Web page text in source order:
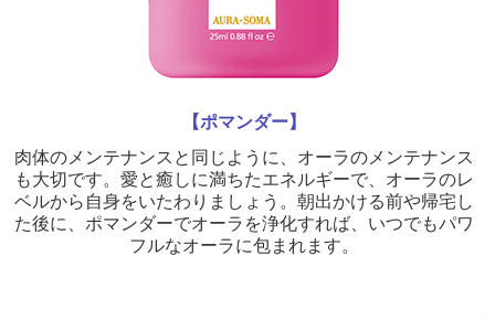
【ポマンダー】
肉体のメンテナンスと同じように、オーラのメンテナンス
も大切です。愛と癒しに満ちたエネルギーで、オーラのレ
ベルから自身をいたわりましょう。朝出かける前や帰宅し
た後に、ポマンダーでオーラを浄化すれば、いつでもパワ
フルなオーラに包まれます。